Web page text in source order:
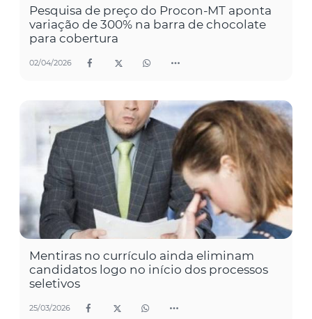
Pesquisa de preço do Procon-MT aponta
variação de 300% na barra de chocolate
para cobertura
02/04/2026
Mentiras no currículo ainda eliminam
candidatos logo no início dos processos
seletivos
25/03/2026